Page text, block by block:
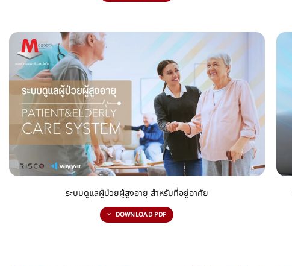
ระบบดูแลผู้ป่วยผู้สูงอายุ สำหรับที่อยู่อาศัย
DOWNLOAD PDF